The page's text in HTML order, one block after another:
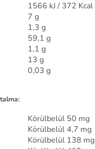
1566 kJ / 372 Kcal
7 g
1,3 g
59,1 g
1,1 g
13 g
0,03 g
Körülbelül 50 mg
Körülbelül 4,7 mg
Körülbelül 138 mg